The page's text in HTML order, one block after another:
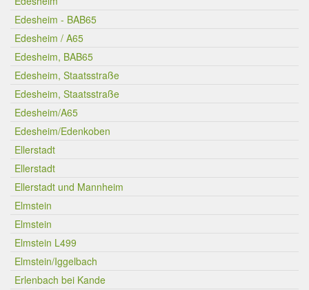
Edesheim - BAB65
Edesheim / A65
Edesheim, BAB65
Edesheim, Staatsstraße
Edesheim, Staatsstraße
Edesheim/A65
Edesheim/Edenkoben
Ellerstadt
Ellerstadt
Ellerstadt und Mannheim
Elmstein
Elmstein
Elmstein L499
Elmstein/Iggelbach
Erlenbach bei Kande